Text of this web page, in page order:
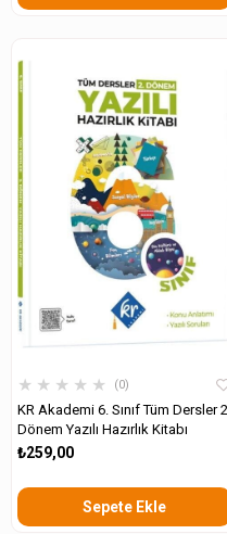
★ ★ ★ ★ ★ 0
KR Akademi 6. Sınıf Tüm Dersler
Dönem Yazılı Hazırlık Kitabı
₺259,00
Sepete Ekle